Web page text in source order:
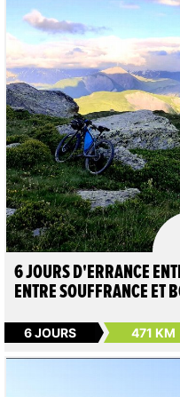
6 JOURS D'ERRANCE
ENTRE SOUFFRANCE ET
6 JOURS 471 KM